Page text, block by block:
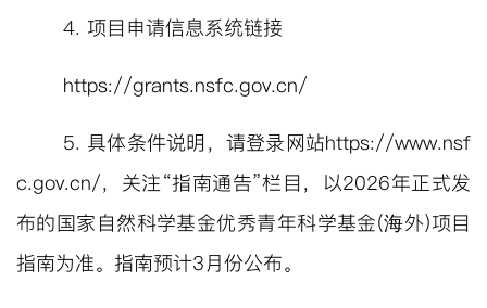
4. 项目申请信息系统链接
https://grants.nsfc.gov.cn/
5. 具体条件说明，请登录网站https://www.nsf
c.gov.cn/，关注“指南通告”栏目，以2026年正式发
布的国家自然科学基金优秀青年科学基金(海外)项目
指南为准。指南预计3月份公布。